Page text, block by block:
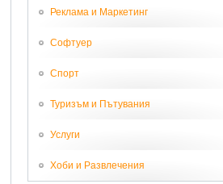
Реклама и Маркетинг
Софтуер
Спорт
Туризъм и Пътувания
Услуги
Хоби и Развлечения